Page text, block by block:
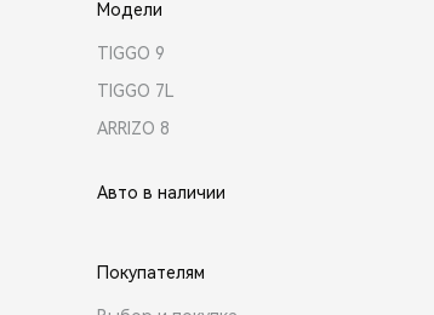
Модели
TIGGO 9
TIGGO 7L
ARRIZO 8
Авто в наличии
Покупателям